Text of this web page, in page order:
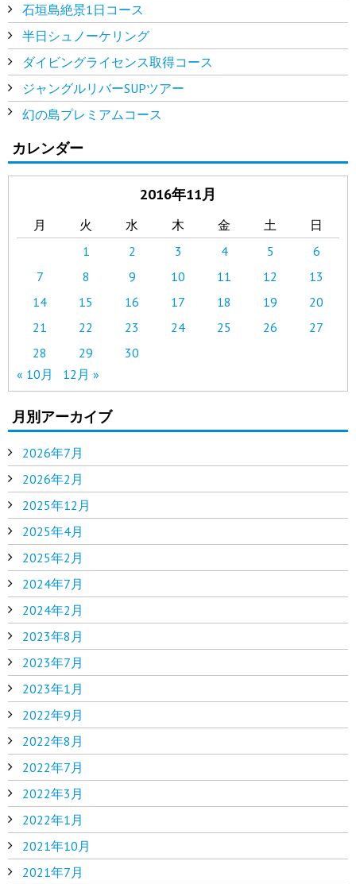
石垣島絶景1日コース
半日シュノーケリング
ダイビングライセンス取得コース
ジャングルリバーSUPツアー
幻の島プレミアムコース
カレンダー
2016年11月
月 火 水 木 金 土
日
1
2 3 4 5
6
7
8 9 10 11 12
13
14
15 16 17 18 19
20
21
22 23 24 25 26
27
28
29
30
« 10月
12月 »
月別アーカイブ
2026年7月
2026年2月
2025年12月
2025年4月
2025年2月
2024年7月
2024年2月
2023年8月
2023年7月
2023年1月
2022年9月
2022年8月
2022年7月
2022年3月
2022年1月
2021年10月
2021年7月